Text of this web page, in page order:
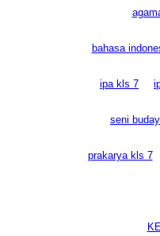
bahasa
ipa kls 7
seni
prakarya kls 7